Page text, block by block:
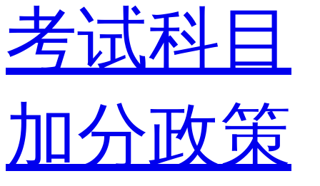
考试科目
加分政策